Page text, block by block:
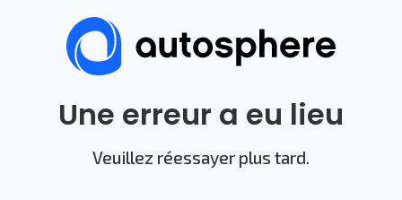
Une erreur a eu lieu
Veuillez réessayer plus tard.